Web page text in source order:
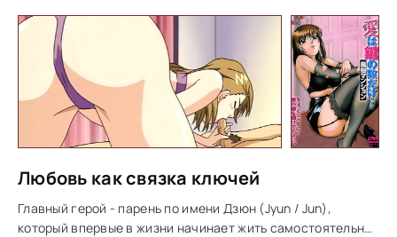
Любовь как связка ключей
Главный герой - парень по имени Дзюн (Jyun / Jun),
который впервые в жизни начинает жить самостоятельно.